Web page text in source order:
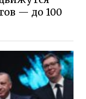
— до 100